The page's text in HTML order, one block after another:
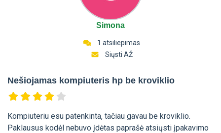
Simona
1 atsiliepimas
Siųsti AŽ
Nešiojamas kompiuteris hp be kroviklio
Kompiuteriu esu patenkinta, tačiau gavau be kroviklio.
Paklausus kodėl nebuvo įdėtas paprašė atsiųsti įpakavimo